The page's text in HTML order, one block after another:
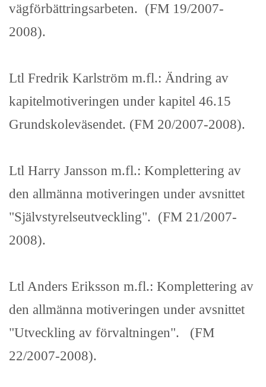
vägförbättringsarbeten. (FM 19/2007-
2008).
Ltl Fredrik Karlström m.fl.: Ändring av
kapitelmotiveringen under kapitel 46.15
Grundskoleväsendet. (FM 20/2007-2008).
Ltl Harry Jansson m.fl.: Komplettering av
den allmänna motiveringen under avsnittet
"Självstyrelseutveckling". (FM 21/2007-
2008).
Ltl Anders Eriksson m.fl.: Komplettering av
den allmänna motiveringen under avsnittet
"Utveckling av förvaltningen". (FM
22/2007-2008).